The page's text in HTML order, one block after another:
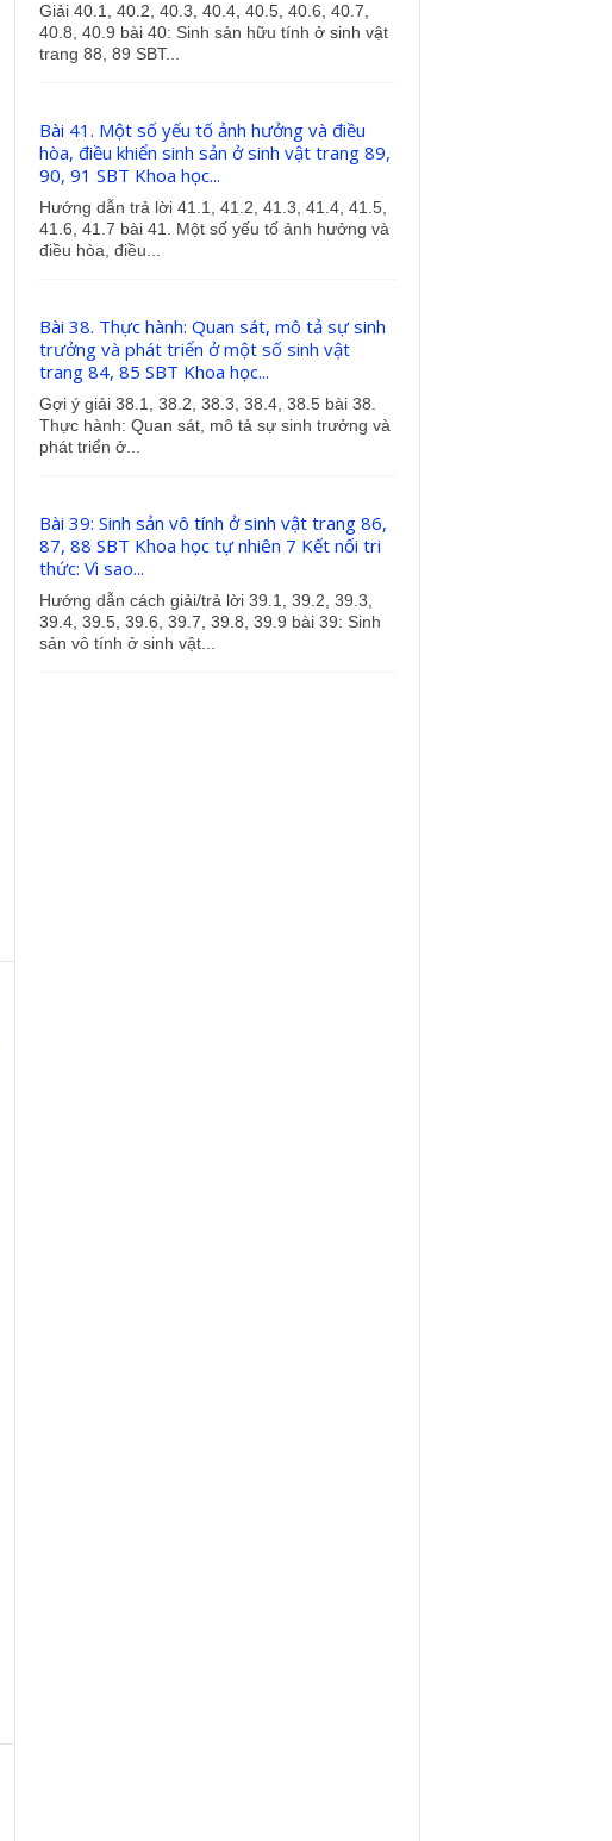
Giải 40.1, 40.2, 40.3, 40.4, 40.5, 40.6, 40.7,
40.8, 40.9 bài 40: Sinh sản hữu tính ở sinh vật
trang 88, 89 SBT...
Bài 41. Một số yếu tố ảnh hưởng và điều
hòa, điều khiển sinh sản ở sinh vật trang 89,
90, 91 SBT Khoa học...
Hướng dẫn trả lời 41.1, 41.2, 41.3, 41.4, 41.5,
41.6, 41.7 bài 41. Một số yếu tố ảnh hưởng và
điều hòa, điều...
Bài 38. Thực hành: Quan sát, mô tả sự sinh
trưởng và phát triển ở một số sinh vật
trang 84, 85 SBT Khoa học...
Gợi ý giải 38.1, 38.2, 38.3, 38.4, 38.5 bài 38.
Thực hành: Quan sát, mô tả sự sinh trưởng và
phát triển ở...
Bài 39: Sinh sản vô tính ở sinh vật trang 86,
87, 88 SBT Khoa học tự nhiên 7 Kết nối tri
thức: Vì sao...
Hướng dẫn cách giải/trả lời 39.1, 39.2, 39.3,
39.4, 39.5, 39.6, 39.7, 39.8, 39.9 bài 39: Sinh
sản vô tính ở sinh vật...